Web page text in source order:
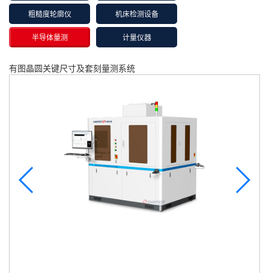
粗糙度轮廓仪 机床检测设备
半导体量测 计量仪器
有图晶圆关键尺寸及套刻量测系统